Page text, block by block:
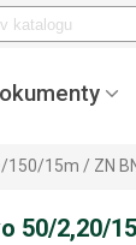
15m / ZN
50/2,20/